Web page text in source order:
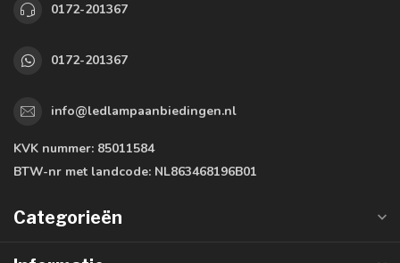
0172-201367
0172-201367
info@ledlampaanbiedingen.nl
KVK nummer: 85011584
BTW-nr met landcode: NL863468196B01
Categorieën